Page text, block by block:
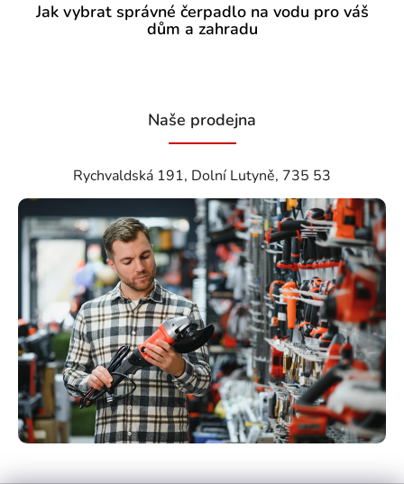
Jak vybrat správné čerpadlo na vodu pro váš
dům a zahradu
Naše prodejna
Rychvaldská 191, Dolní Lutyně, 735 53